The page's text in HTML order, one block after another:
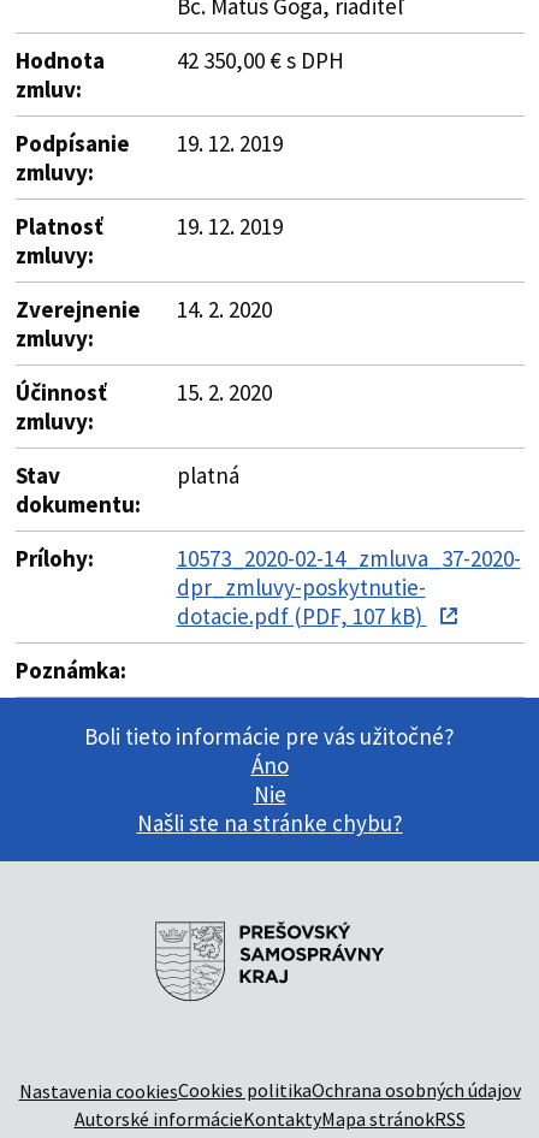
Hodnota
zmluv:
42 350,00 € s DPH
Podpísanie
zmluvy:
19. 12. 2019
Platnosť
zmluvy:
19. 12. 2019
Zverejnenie
zmluvy:
14. 2. 2020
Účinnosť
zmluvy:
15. 2. 2020
Stav
dokumentu:
platná
Prílohy:
10573_2020-02-14_zmluva_37-2020-
dpr_zmluvy-poskytnutie-
dotacie.pdf (PDF, 107 kB)
Poznámka:
Boli tieto informácie pre vás užitočné?
Áno
Nie
Našli ste na stránke chybu?
Nastavenia cookiesCookies politikaOchrana osobných údajov
Autorské informácieKontaktyMapa stránokRSS